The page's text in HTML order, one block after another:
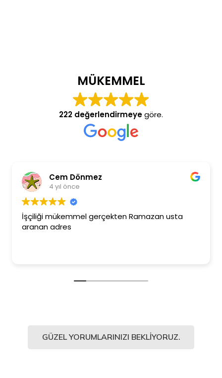
MÜKEMMEL
222 değerlendirmeyegöre.
Cem Dönmez
4 yıl önce
İşçiliği mükemmel gerçekten Ramazan usta
aranan adres
GÜZEL YORUMLARINIZI BEKLIYORUZ.